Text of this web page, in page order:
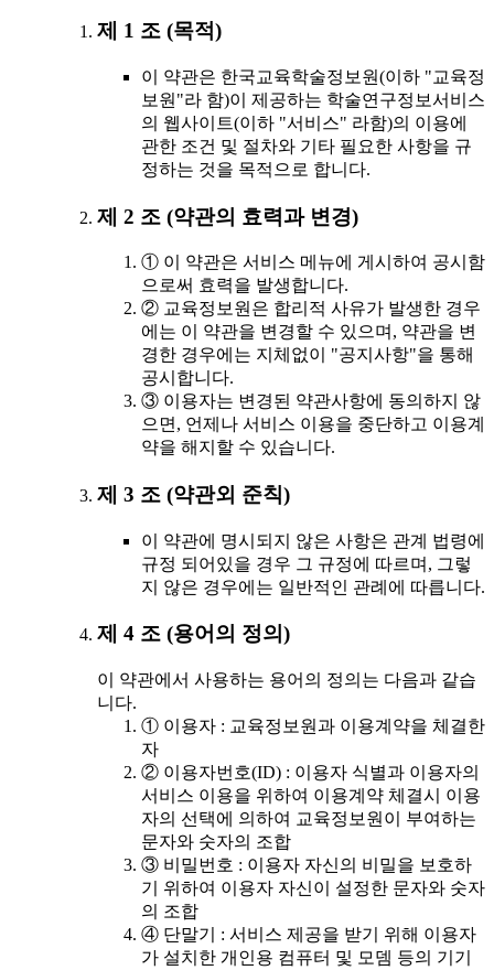
제 1 조 (목적)
이 약관은 한국교육학술정보원(이하 "교육정
보원"라 함)이 제공하는 학술연구정보서비스
의 웹사이트(이하 "서비스" 라함)의 이용에
관한 조건 및 절차와 기타 필요한 사항을 규
정하는 것을 목적으로 합니다.
제 2 조 (약관의 효력과 변경)
① 이 약관은 서비스 메뉴에 게시하여 공시함
으로써 효력을 발생합니다.
② 교육정보원은 합리적 사유가 발생한 경우
에는 이 약관을 변경할 수 있으며, 약관을 변
경한 경우에는 지체없이 "공지사항"을 통해
공시합니다.
③ 이용자는 변경된 약관사항에 동의하지 않
으면, 언제나 서비스 이용을 중단하고 이용계
약을 해지할 수 있습니다.
제 3 조 (약관외 준칙)
이 약관에 명시되지 않은 사항은 관계 법령에
규정 되어있을 경우 그 규정에 따르며, 그렇
지 않은 경우에는 일반적인 관례에 따릅니다.
제 4 조 (용어의 정의)
이 약관에서 사용하는 용어의 정의는 다음과 같습
니다.
① 이용자 : 교육정보원과 이용계약을 체결한
자
② 이용자번호(ID) : 이용자 식별과 이용자의
서비스 이용을 위하여 이용계약 체결시 이용
자의 선택에 의하여 교육정보원이 부여하는
문자와 숫자의 조합
③ 비밀번호 : 이용자 자신의 비밀을 보호하
기 위하여 이용자 자신이 설정한 문자와 숫자
의 조합
④ 단말기 : 서비스 제공을 받기 위해 이용자
가 설치한 개인용 컴퓨터 및 모뎀 등의 기기